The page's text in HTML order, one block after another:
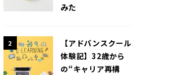
みた
2
【アドバンスクール
体験記】32歳から
の“キャリア再構